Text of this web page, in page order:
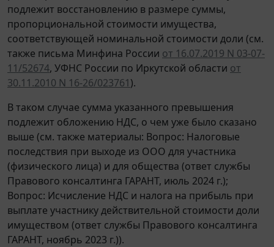
подлежит восстановлению в размере суммы,
пропорциональной стоимости имущества,
соответствующей номинальной стоимости доли (см.
также письма Минфина России от 16.07.2019 N 03-07-
11/52674, УФНС России по Иркутской области от
30.11.2010 N 16-26/023761).
В таком случае сумма указанного превышения
подлежит обложению НДС, о чем уже было сказано
выше (см. также материалы: Вопрос: Налоговые
последствия при выходе из ООО для участника
(физического лица) и для общества (ответ службы
Правового консалтинга ГАРАНТ, июль 2024 г.);
Вопрос: Исчисление НДС и налога на прибыль при
выплате участнику действительной стоимости доли
имуществом (ответ службы Правового консалтинга
ГАРАНТ, ноябрь 2023 г.)).